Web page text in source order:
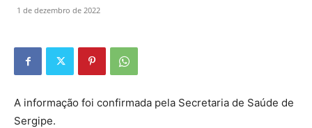
1 de dezembro de 2022
A informação foi confirmada pela Secretaria de Saúde de
Sergipe.